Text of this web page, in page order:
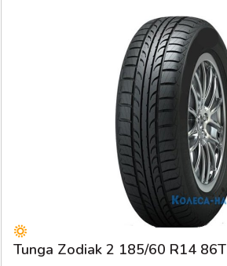
Tunga Zodiak 2 185/60 R14 86T